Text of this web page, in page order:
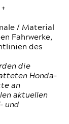
/ Material
Fahrwerke,
des
die
Honda-
an
aktuellen
und